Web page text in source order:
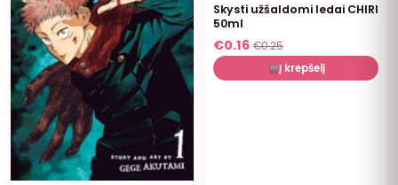
Skysti užšaldomi ledai CHIRI
50ml
€0.16 €0.25
Į krepšelį